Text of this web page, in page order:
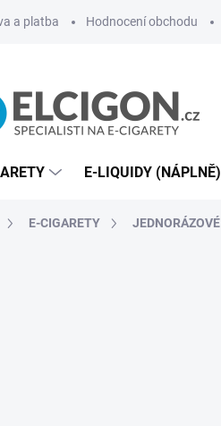
a platba Hodnocení obchodu
E-LIQUIDY (NÁPLNĚ)
E-CIGARETY JEDNORÁZOVÉ